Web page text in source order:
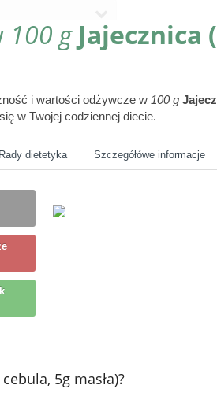
100 g Jajecznica
i wartości odżywcze w 100 g
w Twojej codziennej diecie.
Rady dietetyka Szczegółówe informacje
5g masła)?